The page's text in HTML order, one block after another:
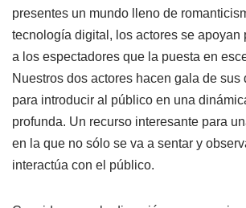
presentes un mundo lleno de
tecnología digital, los actores se apoyan
a los espectadores que la puesta en
Nuestros dos actores hacen gala de sus
para introducir al público en una
profunda. Un recurso interesante para
en la que no sólo se va a sentar y
interactúa con el público.